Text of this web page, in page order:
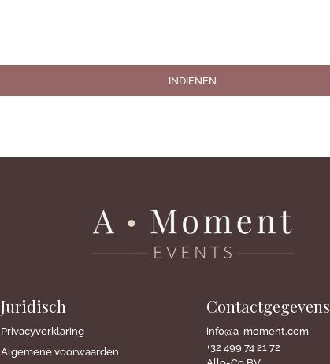
INDIENEN
​Juridisch
Privacyverklaring
Algemene voorwaarden
Contactgegevens
info@a-moment.com
+32 499 74 21 72